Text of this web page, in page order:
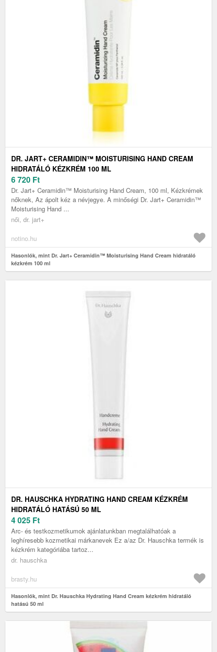
DR. JART+ CERAMIDIN™ MOISTURISING HAND CREAM
HIDRATÁLÓ KÉZKRÉM 100 ML
6 720 Ft
Dr. Jart+ Ceramidin™ Moisturising Hand Cream, 100 ml, Kézkrémek
nőknek, Az ápolt kéz a névjegye. A minőségi Dr. Jart+ Ceramidin™
Moisturising Hand ...
női, dr. jart+
notino.hu
Hasonlók, mint Dr. Jart+ Ceramidin™ Moisturising Hand Cream hidratáló
kézkrém 100 ml
DR. HAUSCHKA HYDRATING HAND CREAM KÉZKRÉM
HIDRATÁLÓ HATÁSÚ 50 ML
4 025 Ft
Arc- és testkozmetikumok ajánlatunkban megtalálhatóak a
leghíresebb kozmetikai márkanevek Ez a/az Dr. Hauschka termék is
kézkrém kategóriába tartoz...
dr. hauschka
brasty.hu
Hasonlók, mint Dr. Hauschka Hydrating Hand Cream kézkrém hidratáló
hatású 50 ml